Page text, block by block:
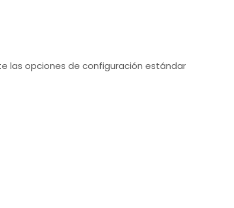
las opciones de configuración estándar